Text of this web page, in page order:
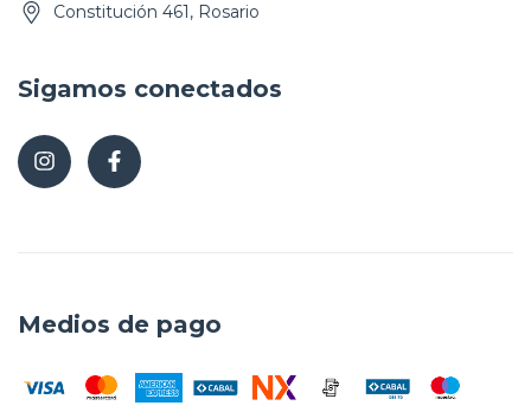
Constitución 461, Rosario
Sigamos conectados
Medios de pago